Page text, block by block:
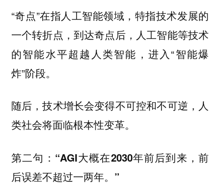
“奇点”在指人工智能领域，特指技术发展的
一个转折点，到达奇点后，人工智能等技术
的智能水平超越人类智能，进入“智能爆
炸”阶段。
随后，技术增长会变得不可控和不可逆，人
类社会将面临根本性变革。
第二句：“AGI大概在2030年前后到来，前
后误差不超过一两年。”